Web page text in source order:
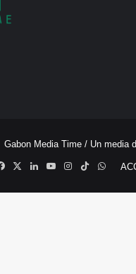
Gabon Media Time / Un media
Facebook
X LinkedinYouTubeInstagram
TikTok